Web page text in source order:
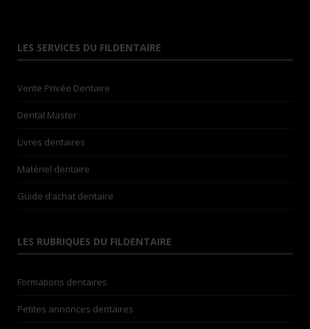
LES SERVICES DU FILDENTAIRE
Vente Privée Dentaire
Dental Master
Livres dentaires
Matériel dentaire
Guide d’achat dentaire
LES RUBRIQUES DU FILDENTAIRE
Formations dentaires
Petites annonces dentaires